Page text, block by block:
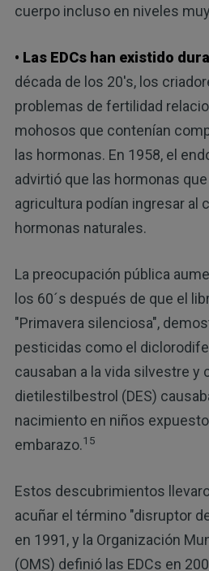
cuerpo incluso en niveles
• Las EDCs han existido
década de los 20's, los
problemas de fertilidad
mohosos que contenían
las hormonas. En 1958, el
advirtió que las hormonas
agricultura podían ingresar al
hormonas naturales.
La preocupación pública
los 60´s después de que el
"Primavera silenciosa",
pesticidas como el
causaban a la vida silvestre
dietilestilbestrol (DES)
nacimiento en niños
embarazo.15
Estos descubrimientos
acuñar el término "disruptor
en 1991, y la Organización
(OMS) definió las EDCs en